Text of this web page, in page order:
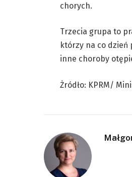
chorych.
Trzecia grupa to
którzy na co dzień
inne choroby
Żródło: KPRM/